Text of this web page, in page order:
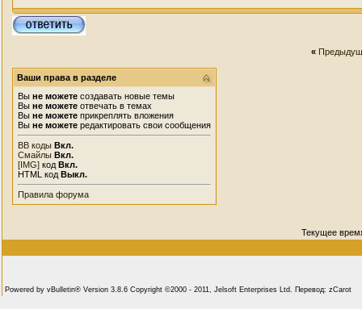
«
Ваши права в разделе
Вы не можете создавать новые темы
Вы не можете отвечать в темах
Вы не можете прикреплять вложения
Вы не можете редактировать свои сообщения
BB коды Вкл.
Смайлы Вкл.
[IMG] код Вкл.
HTML код Выкл.
Правила форума
Текущее
Powered by vBulletin® Version 3.8.6 Copyright ©2000 - 2011, Jelsoft Enterprises Ltd. Перевод: zCarot